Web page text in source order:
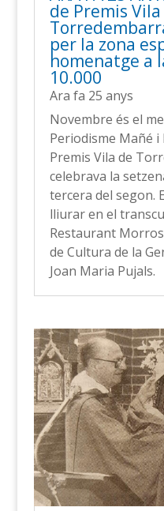
de Premis
per la zona
homenatge a
10.000
Ara fa 25 anys
Novembre és el
Periodisme Mañé i
Premis Vila de
celebrava la
tercera del segon.
lliurar en el
Restaurant
de Cultura de la
Joan Maria Pujals.